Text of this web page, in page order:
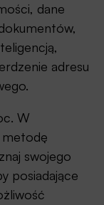
dane
adresu
W
swojego
posiadające